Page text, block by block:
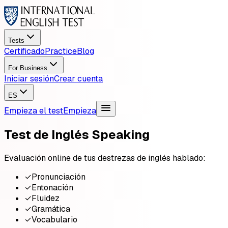
Tests
CertificadoPracticeBlog
For Business
Iniciar sesiónCrear cuenta
ES
Empieza el testEmpieza
Test de Inglés Speaking
Evaluación online de tus destrezas de inglés hablado:
✓Pronunciación
✓Entonación
✓Fluidez
✓Gramática
✓Vocabulario